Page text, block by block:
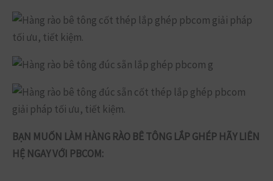
BẠN MUỐN LÀM HÀNG RÀO BÊ TÔNG LẮP GHÉP HÃY LIÊN
HỆ NGAY VỚI PBCOM: